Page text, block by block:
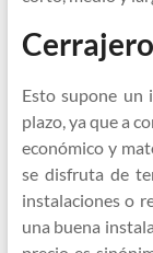
Esto supone un
plazo, ya que a
económico y
se disfruta de
instalaciones o
una buena